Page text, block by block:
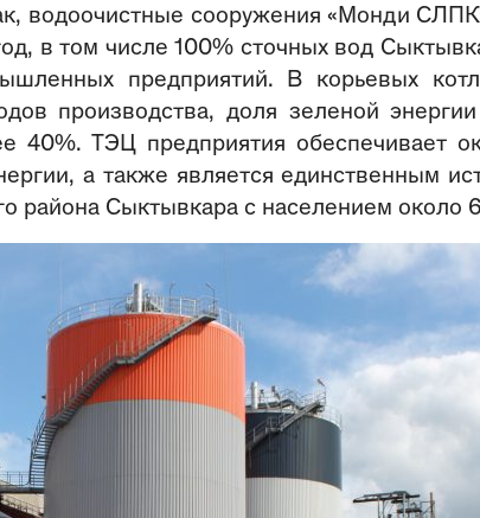
водоочистные сооружения «Монди
в том числе 100% сточных вод
предприятий. В корьевых
производства, доля зеленой
40%. ТЭЦ предприятия обеспечивает
а также является единственным
района Сыктывкара с населением около